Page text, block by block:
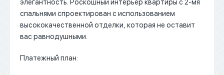
элегантность. Роскошный интерьер квартиры с 2-мя
спальнями спроектирован с использованием
высококачественной отделки, которая не оставит
вас равнодушными.
Платежный план: